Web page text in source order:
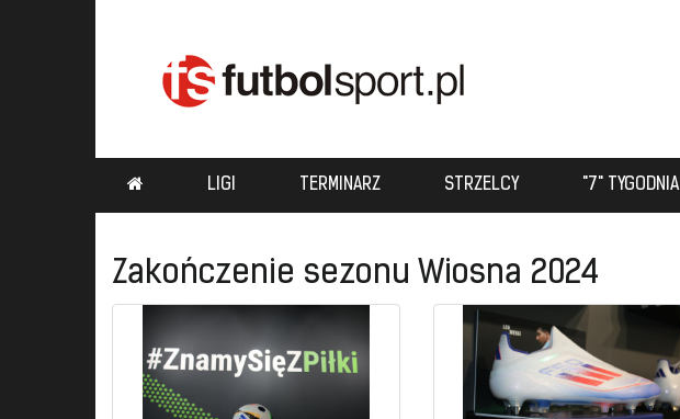
LIGI TERMINARZ STRZELCY "7" TYGODNIA
Zakończenie sezonu Wiosna 2024